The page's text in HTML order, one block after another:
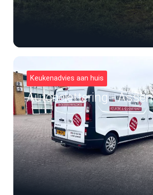
Keukenadvies aan huis
Autobelettering - Assen